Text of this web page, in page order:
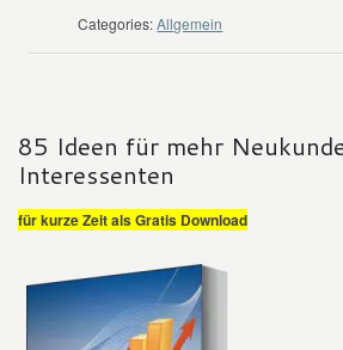
Categories: Allgemein
85 Ideen für mehr
Interessenten
für kurze Zeit als Gratis Download